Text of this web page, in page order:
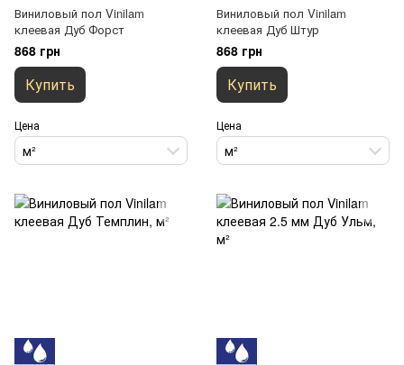
Виниловый пол Vinilam
клеевая Дуб Форст
868 грн
Купить
Цена
м²
Виниловый пол Vinilam
клеевая Дуб Штур
868 грн
Купить
Цена
м²